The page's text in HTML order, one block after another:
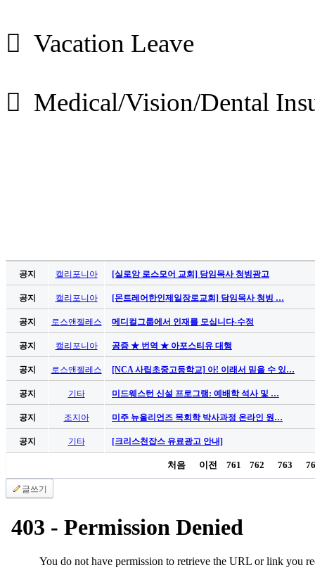
 Vacation Leave
 Medical/Vision/Dental
공지 캘리포니아 [실로암 로스모어 교회] 담임목사 청빙광고
공지 캘리포니아 [몬트레어한인제일장로교회] 담임목사 청빙 …
공지 로스앤젤레스 메디컬그룹에서 인재를 모십니다-수정
공지 캘리포니아 공증 ★ 번역 ★ 아포스티유 대행
공지 로스앤젤레스 [NCA 사립초중고등학교] 아! 이래서 믿을 수 있…
공지 기타 미드웨스턴 신설 프로그램: 예배학 석사 및 …
공지 조지아 미주 뉴올리언즈 목회학 박사과정 온라인 원…
공지 기타 [크리스천잡스 유료광고 안내]
처음 이전 761 762 763
글쓰기